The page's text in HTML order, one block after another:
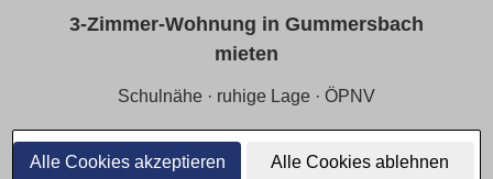
Alle Cookies akzeptieren Alle Cookies ablehnen
3-Zimmer-Wohnung in Gummersbach
mieten
Schulnähe · ruhige Lage · ÖPNV
In Gummersbach familiengerecht wohnen: Wohnumfeld,
Wege & Versorgung prüfen, passende Preisspanne wählen